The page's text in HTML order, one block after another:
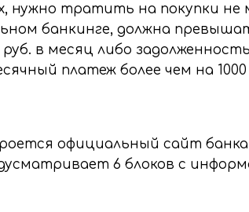
нужно тратить на покупки не
банкинге, должна
в месяц либо
платеж более чем на 1000
официальный сайт
6 блоков с